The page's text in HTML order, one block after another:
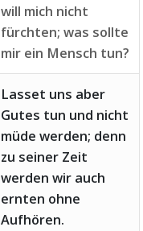
will mich nicht
fürchten; was sollte
mir ein Mensch tun?
Lasset uns aber
Gutes tun und nicht
müde werden; denn
zu seiner Zeit
werden wir auch
ernten ohne
Aufhören.